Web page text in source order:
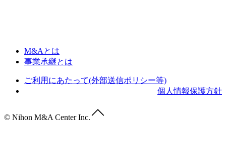
M&Aとは
事業承継とは
ご利用にあたって(外部送信ポリシー等)
個人情報保護方針
© Nihon M&A Center Inc.